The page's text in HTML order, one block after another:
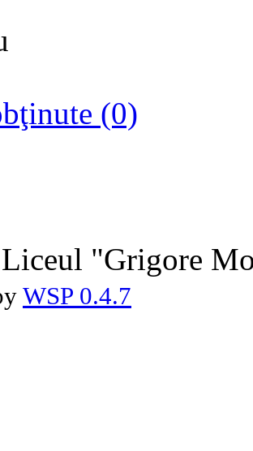
(0)
"Grigore
WSP 0.4.7